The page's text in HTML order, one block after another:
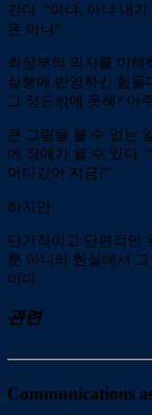
긴다. “아냐, 아냐 내
은 아냐”
최상부의 의지를 이해
실행에 반영하긴 힘들
그 정도밖에 못해? 아
큰 그림을 볼 수 없는
에 장애가 될 수 있다.
어디갔어 지금?”
하지만.
단기적이고 단편적인
뿐 아니라 현실에서
이다.
관련
Communications